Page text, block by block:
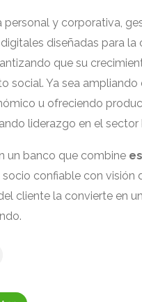
y corporativa,
diseñadas para
que su
social. Ya sea
u ofreciendo
liderazgo en el
un banco que combine
socio confiable con visión
cliente la convierte en